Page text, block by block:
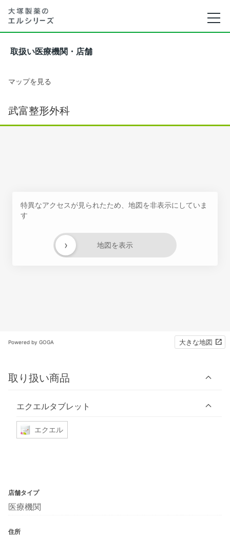
取扱い医療機関・店舗
マップを見る
武富整形外科
特異なアクセスが見られたため、地図を非表示にしていま
す
地図を表示
›
Powered by GOGA 大きな地図
取り扱い商品
エクエルタブレット
エクエル
店舗タイプ
医療機関
住所